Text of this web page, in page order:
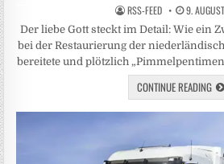
RSS-FEED 9.
Der liebe Gott steckt im Detail: Wie ein
bei der Restaurierung der
bereitete und plötzlich
CONTINUE READING